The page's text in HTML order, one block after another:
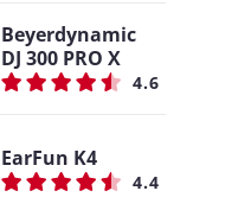
Beyerdynamic
DJ 300 PRO X
4.6
EarFun K4
4.4